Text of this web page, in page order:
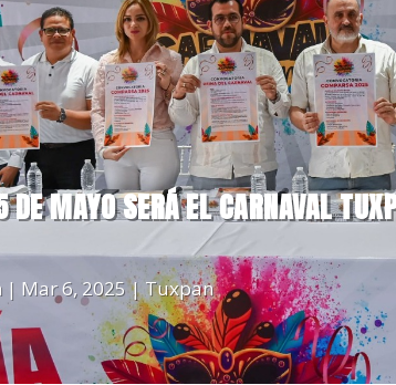
DE MAYO SERÁ EL CARNAVAL
| Mar 6, 2025|Tuxpan